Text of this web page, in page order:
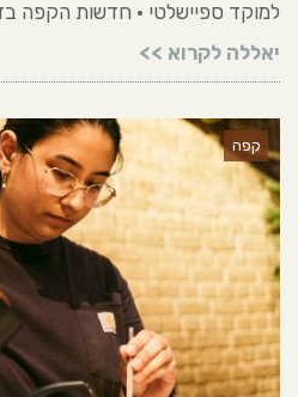
למוקד ספיישלטי • חדשות הקפה
יאללה לקרוא >>
קפה